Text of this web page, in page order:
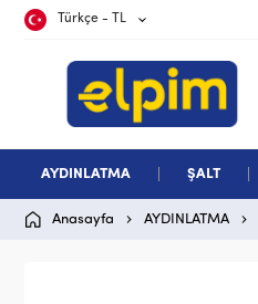
Türkçe - TL
AYDINLATMA ŞALT
Anasayfa AYDINLATMA